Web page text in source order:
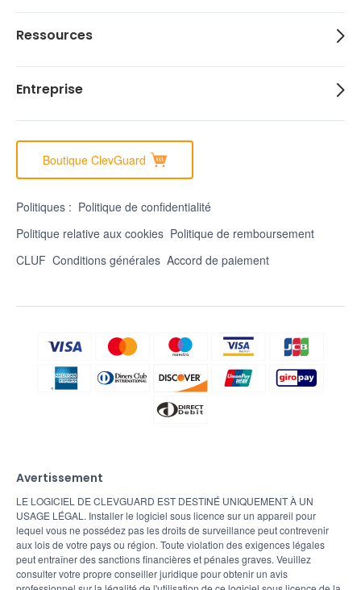
Ressources
Entreprise
Boutique ClevGuard
Politiques : Politique de confidentialité
Politique relative aux cookies Politique de remboursement
CLUF Conditions générales Accord de paiement
Avertissement
LE LOGICIEL DE CLEVGUARD EST DESTINÉ UNIQUEMENT À UN
USAGE LÉGAL. Installer le logiciel sous licence sur un appareil pour
lequel vous ne possédez pas les droits de surveillance peut contrevenir
aux lois de votre pays ou région. Toute violation des exigences légales
peut entraîner des sanctions financières et pénales graves. Veuillez
consulter votre propre conseiller juridique pour obtenir un avis